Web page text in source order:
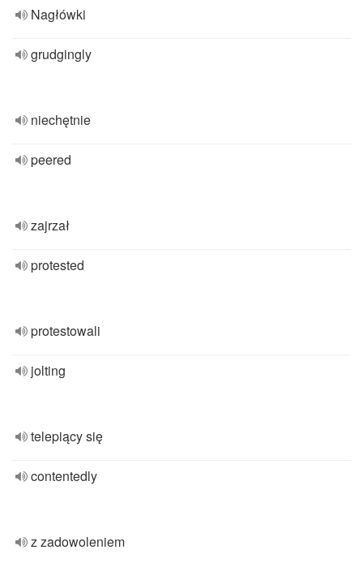
Nagłówki
grudgingly
niechętnie
peered
zajrzał
protested
protestowali
jolting
telepiący się
contentedly
z zadowoleniem